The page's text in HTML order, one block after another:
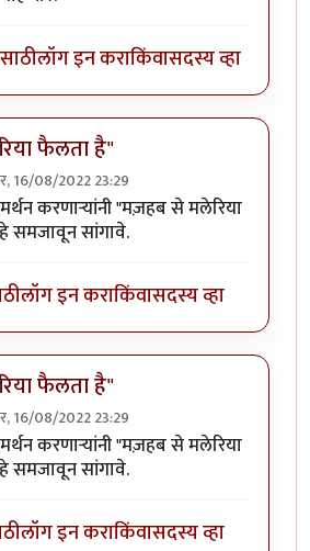
लॉग इन कराकिंवासदस्य व्हा
फैलता है"
16/08/2022 23:29
करणाऱ्यांनी "मज़हब से मलेरिया
सांगावे.
लॉग इन कराकिंवासदस्य व्हा
फैलता है"
16/08/2022 23:29
करणाऱ्यांनी "मज़हब से मलेरिया
सांगावे.
लॉग इन कराकिंवासदस्य व्हा